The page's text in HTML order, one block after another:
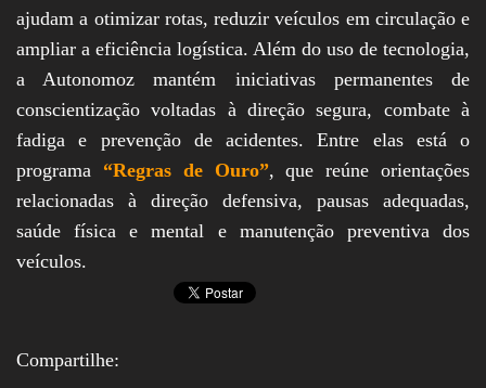
ajudam a otimizar rotas, reduzir veículos em circulação e
ampliar a eficiência logística. Além do uso de tecnologia,
a Autonomoz mantém iniciativas permanentes de
conscientização voltadas à direção segura, combate à
fadiga e prevenção de acidentes. Entre elas está o
programa “Regras de Ouro”, que reúne orientações
relacionadas à direção defensiva, pausas adequadas,
saúde física e mental e manutenção preventiva dos
veículos.
Compartilhe: